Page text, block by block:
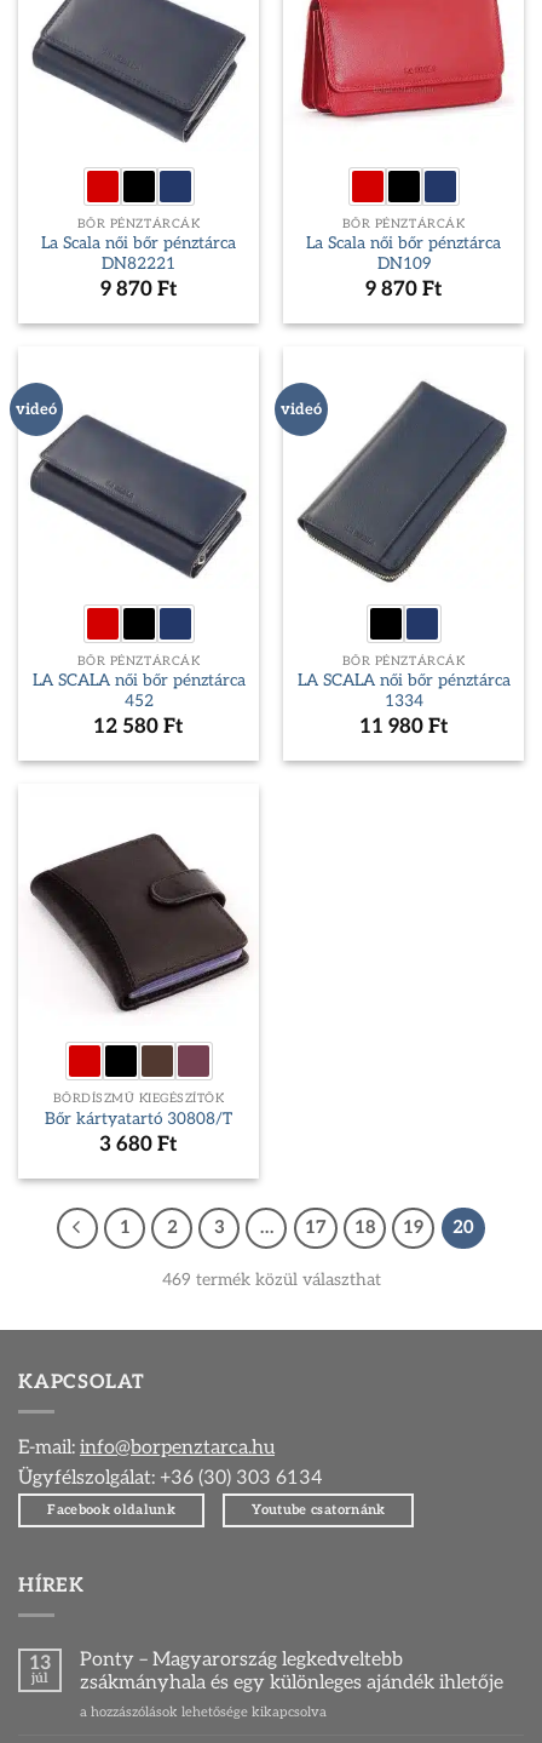
BŐR PÉNZTÁRCÁK
La Scala női bőr pénztárca
DN82221
9 870 Ft
BŐR PÉNZTÁRCÁK
La Scala női bőr pénztárca
DN109
9 870 Ft
videó
BŐR PÉNZTÁRCÁK
LA SCALA női bőr pénztárca
452
12 580 Ft
videó
BŐR PÉNZTÁRCÁK
LA SCALA női bőr pénztárca
1334
11 980 Ft
BŐRDÍSZMŰ KIEGÉSZÍTŐK
Bőr kártyatartó 30808/T
3 680 Ft
1 2 3 … 17 18 19 20
469 termék közül választhat
KAPCSOLAT
E-mail: info@borpenztarca.hu
Ügyfélszolgálat: +36 (30) 303 6134
Facebook oldalunk Youtube csatornánk
HÍREK
13
júl
Ponty – Magyarország legkedveltebb
zsákmányhala és egy különleges ajándék ihletője
Ponty
a hozzászólások lehetősége kikapcsolva